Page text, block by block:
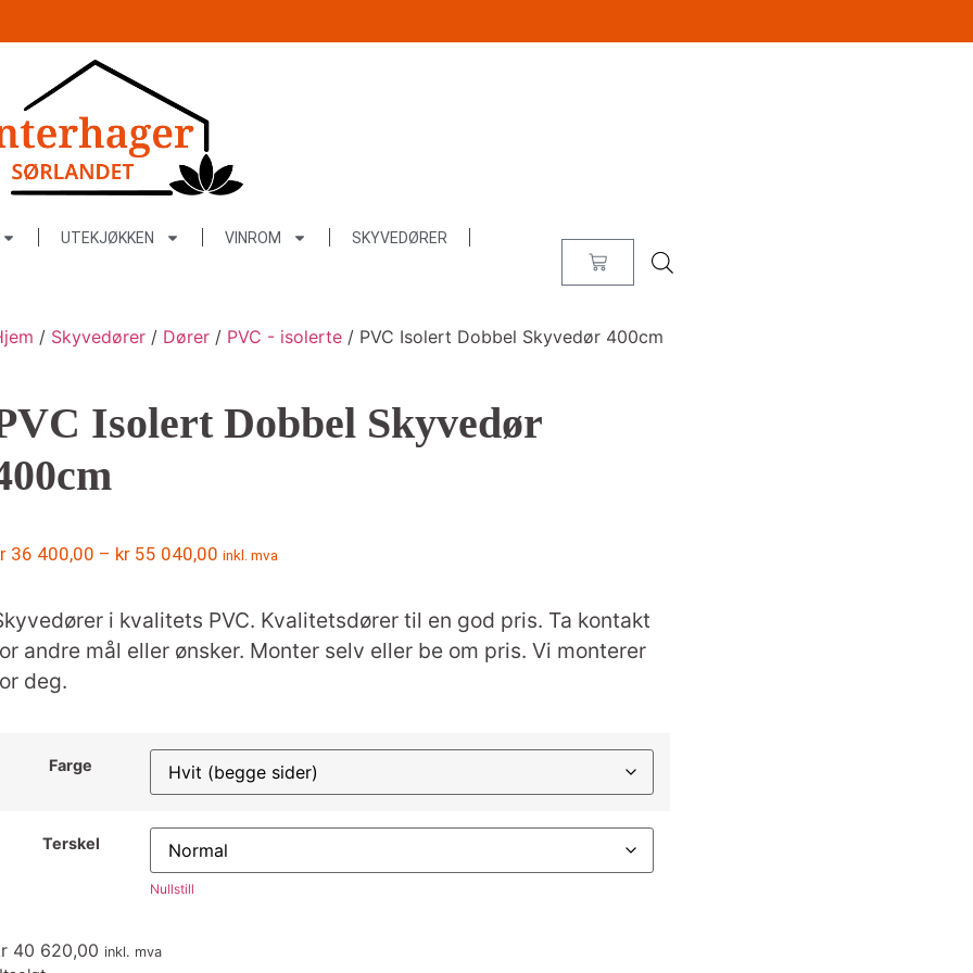
UTEKJØKKEN VINROM SKYVEDØRER
/ Skyvedører / Dører / PVC - isolerte / PVC Isolert Dobbel Skyvedør 400cm
Isolert Dobbel Skyvedør
36 400,00 – kr 55 040,00 inkl. mva
i kvalitets PVC. Kvalitetsdører til en god pris. Ta kontakt
andre mål eller ønsker. Monter selv eller be om pris. Vi monterer
deg.
Farge
Terskel
Nullstill
40 620,00 inkl. mva